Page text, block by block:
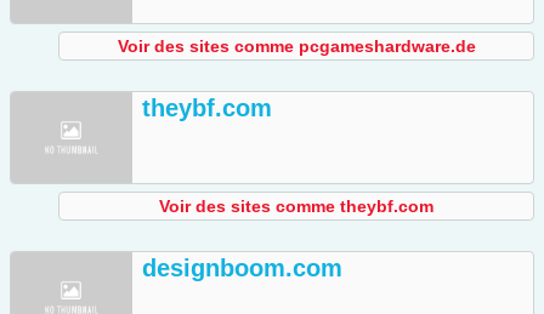
Voir des sites comme pcgameshardware.de
theybf.com
Voir des sites comme theybf.com
designboom.com